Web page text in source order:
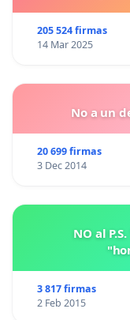
205 524 firmas
14 Mar 2025
No a un
20 699 firmas
3 Dec 2014
NO al
3 817 firmas
2 Feb 2015